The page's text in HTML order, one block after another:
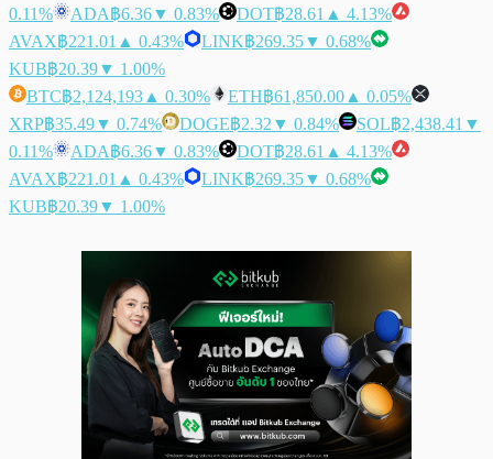
0.11%
ADA฿6.36▼ 0.83% DOT฿28.61 ▲ 4.13%
AVAX฿221.01 ▲ 0.43% LINK฿269.35▼ 0.68%
KUB฿20.39▼ 1.00%
BTC฿2,124,193 ▲ 0.30% ETH฿61,850.00 ▲ 0.05%
XRP฿35.49▼ 0.74% DOGE฿2.32 ▼ 0.84% SOL฿2,438.41 ▼
0.11%
ADA฿6.36▼ 0.83% DOT฿28.61 ▲ 4.13%
AVAX฿221.01 ▲ 0.43% LINK฿269.35▼ 0.68%
KUB฿20.39▼ 1.00%